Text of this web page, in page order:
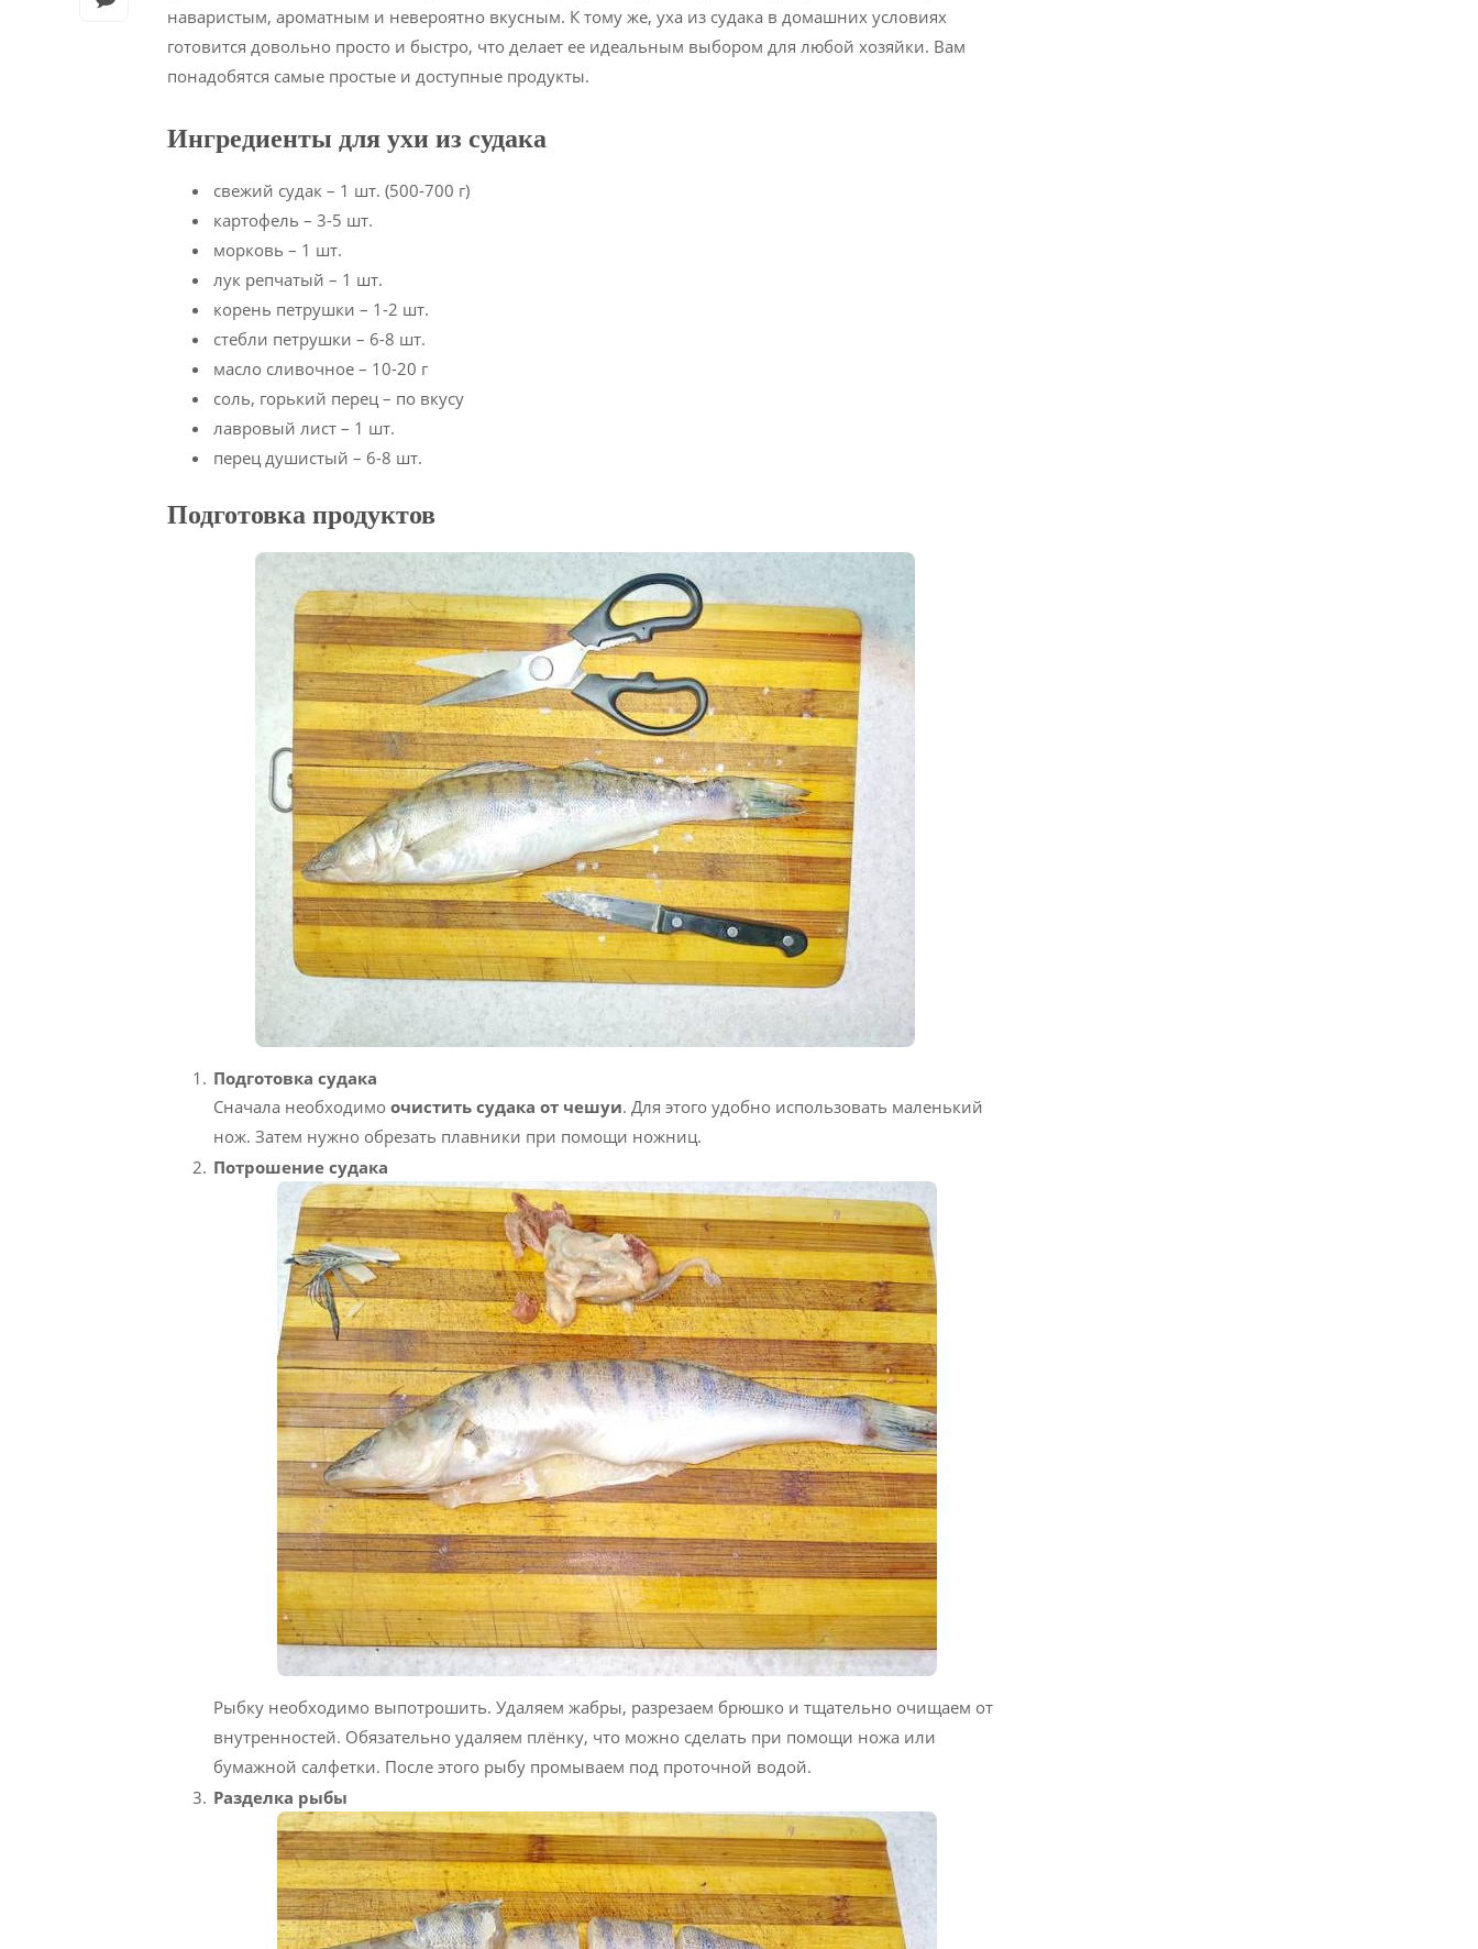
наваристым, ароматным и невероятно вкусным. К тому же, уха из судака в домашних условиях
готовится довольно просто и быстро, что делает ее идеальным выбором для любой хозяйки. Вам
понадобятся самые простые и доступные продукты.
Ингредиенты для ухи из судака
свежий судак – 1 шт. (500-700 г)
картофель – 3-5 шт.
морковь – 1 шт.
лук репчатый – 1 шт.
корень петрушки – 1-2 шт.
стебли петрушки – 6-8 шт.
масло сливочное – 10-20 г
соль, горький перец – по вкусу
лавровый лист – 1 шт.
перец душистый – 6-8 шт.
Подготовка продуктов
Подготовка судака
Сначала необходимо очистить судака от чешуи. Для этого удобно использовать маленький
нож. Затем нужно обрезать плавники при помощи ножниц.
Потрошение судака
Рыбку необходимо выпотрошить. Удаляем жабры, разрезаем брюшко и тщательно очищаем от
внутренностей. Обязательно удаляем плёнку, что можно сделать при помощи ножа или
бумажной салфетки. После этого рыбу промываем под проточной водой.
Разделка рыбы